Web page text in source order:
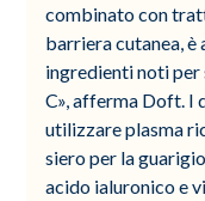
combinato con
barriera cutanea,
ingredienti noti per
C», afferma Doft. I
utilizzare plasma
siero per la
acido ialuronico e